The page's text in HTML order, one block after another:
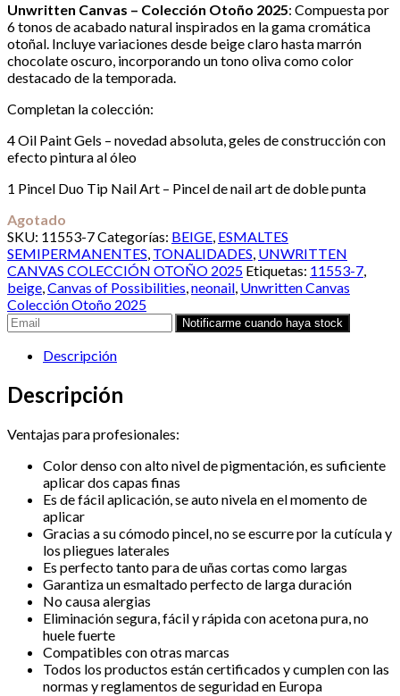
Unwritten Canvas – Colección Otoño 2025: Compuesta por
6 tonos de acabado natural inspirados en la gama cromática
otoñal. Incluye variaciones desde beige claro hasta marrón
chocolate oscuro, incorporando un tono oliva como color
destacado de la temporada.
Completan la colección:
4 Oil Paint Gels – novedad absoluta, geles de construcción con
efecto pintura al óleo
1 Pincel Duo Tip Nail Art – Pincel de nail art de doble punta
Agotado
SKU: 11553-7Categorías: BEIGE, ESMALTES
SEMIPERMANENTES, TONALIDADES, UNWRITTEN
CANVAS COLECCIÓN OTOÑO 2025 Etiquetas: 11553-7,
beige,Canvas of Possibilities,neonail, Unwritten Canvas
Colección Otoño 2025
Descripción
Descripción
Ventajas para profesionales:
Color denso con alto nivel de pigmentación, es suficiente
aplicar dos capas finas
⁠Es de fácil aplicación, se auto nivela en el momento de
aplicar
⁠Gracias a su cómodo pincel, no se escurre por la cutícula y
los pliegues laterales
⁠Es perfecto tanto para de uñas cortas como largas
⁠Garantiza un esmaltado perfecto de larga duración
⁠No causa alergias
⁠Eliminación segura, fácil y rápida con acetona pura, no
huele fuerte
⁠Compatibles con otras marcas
⁠Todos los productos están certificados y cumplen con las
normas y reglamentos de seguridad en Europa